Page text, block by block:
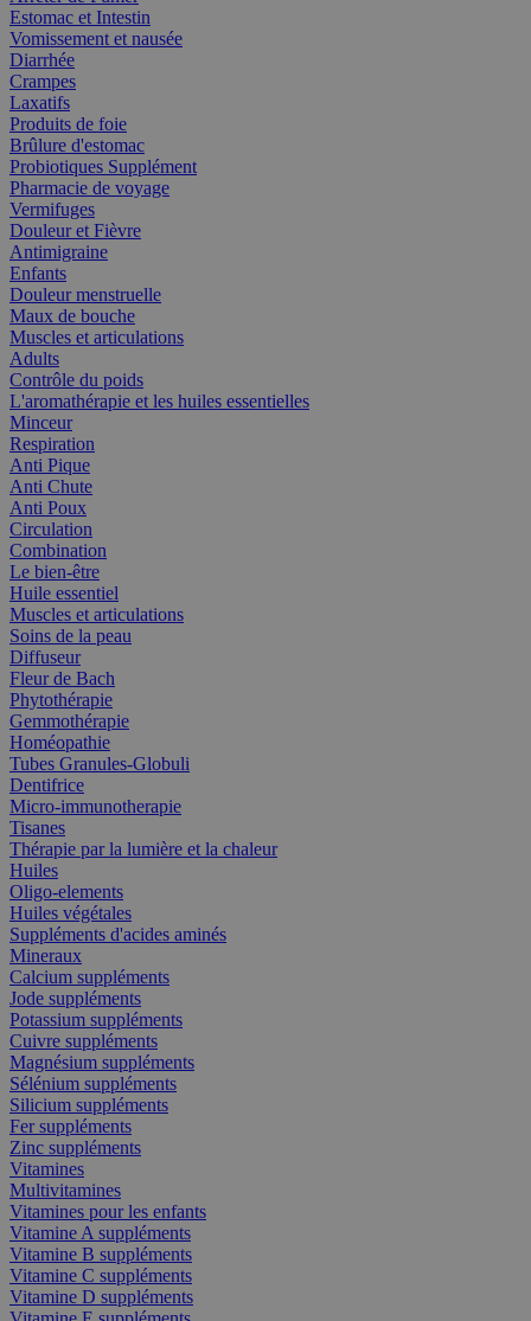
Estomac et Intestin
Vomissement et nausée
Diarrhée
Crampes
Laxatifs
Produits de foie
Brûlure d'estomac
Probiotiques Supplément
Pharmacie de voyage
Vermifuges
Douleur et Fièvre
Antimigraine
Enfants
Douleur menstruelle
Maux de bouche
Muscles et articulations
Adults
Contrôle du poids
L'aromathérapie et les huiles essentielles
Minceur
Respiration
Anti Pique
Anti Chute
Anti Poux
Circulation
Combination
Le bien-être
Huile essentiel
Muscles et articulations
Soins de la peau
Diffuseur
Fleur de Bach
Phytothérapie
Gemmothérapie
Homéopathie
Tubes Granules-Globuli
Dentifrice
Micro-immunotherapie
Tisanes
Thérapie par la lumière et la chaleur
Huiles
Oligo-elements
Huiles végétales
Suppléments d'acides aminés
Mineraux
Calcium suppléments
Jode suppléments
Potassium suppléments
Cuivre suppléments
Magnésium suppléments
Sélénium suppléments
Silicium suppléments
Fer suppléments
Zinc suppléments
Vitamines
Multivitamines
Vitamines pour les enfants
Vitamine A suppléments
Vitamine B suppléments
Vitamine C suppléments
Vitamine D suppléments